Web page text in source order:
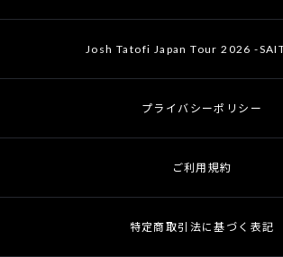
Josh Tatofi Japan Tour 2026 -
プライバシーポリシー
ご利用規約
特定商取引法に基づく表記